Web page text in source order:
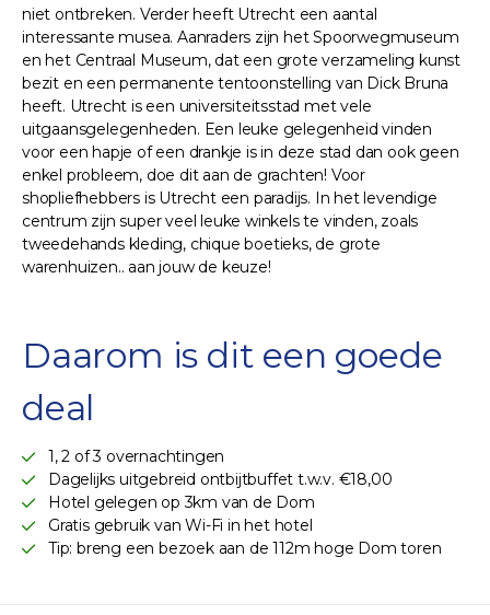
niet ontbreken. Verder heeft Utrecht een aantal
interessante musea. Aanraders zijn het Spoorwegmuseum
en het Centraal Museum, dat een grote verzameling kunst
bezit en een permanente tentoonstelling van Dick Bruna
heeft. Utrecht is een universiteitsstad met vele
uitgaansgelegenheden. Een leuke gelegenheid vinden
voor een hapje of een drankje is in deze stad dan ook geen
enkel probleem, doe dit aan de grachten! Voor
shopliefhebbers is Utrecht een paradijs. In het levendige
centrum zijn super veel leuke winkels te vinden, zoals
tweedehands kleding, chique boetieks, de grote
warenhuizen.. aan jouw de keuze!
Daarom is dit een goede
deal
1, 2 of 3 overnachtingen
Dagelijks uitgebreid ontbijtbuffet t.w.v. €18,00
Hotel gelegen op 3km van de Dom
Gratis gebruik van Wi-Fi in het hotel
Tip: breng een bezoek aan de 112m hoge Dom toren